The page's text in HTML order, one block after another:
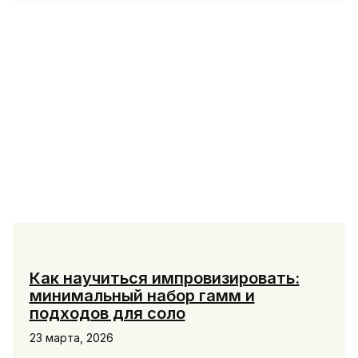
Как научиться импровизировать:
минимальный набор гамм и
подходов для соло
23 марта, 2026